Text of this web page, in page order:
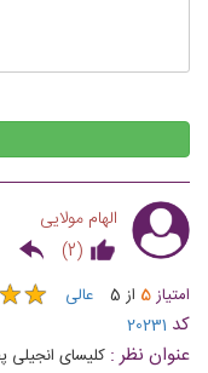
الهام مولایی
(
2
)
امتیاز5 از 5 عالی ★★
★★
کد 20231
عنوان نظر : کلیسای